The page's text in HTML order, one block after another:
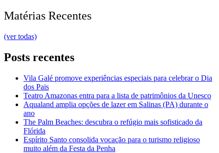
Matérias Recentes
(ver todas)
Posts recentes
Vila Galé promove experiências especiais para celebrar o Dia
dos Pais
Teatro Amazonas entra para a lista de patrimônios da Unesco
Aqualand amplia opções de lazer em Salinas (PA) durante o
ano
The Palm Beaches: descubra o refúgio mais sofisticado da
Flórida
Espírito Santo consolida vocação para o turismo religioso
muito além da Festa da Penha